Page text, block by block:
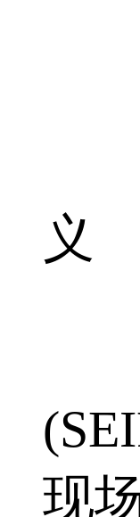
义
1
现